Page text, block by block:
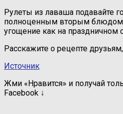
Рулеты из лаваша подавайте
полноценным вторым
угощение как на праздничном
Расскажите о рецепте
Источник
Жми «Нравится» и получай
Facebook ↓